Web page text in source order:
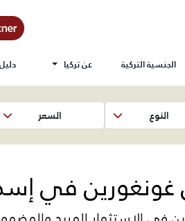
الجنسية التركية عن تركيا
النوع السعر
غونغورين في